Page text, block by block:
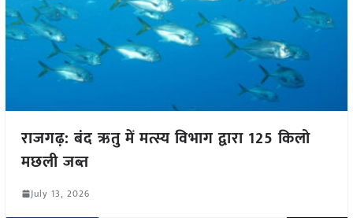
राजगढ़: बंद ऋतु में मत्स्य विभाग द्वारा 125 किलो
मछली जब्त
July 13, 2026